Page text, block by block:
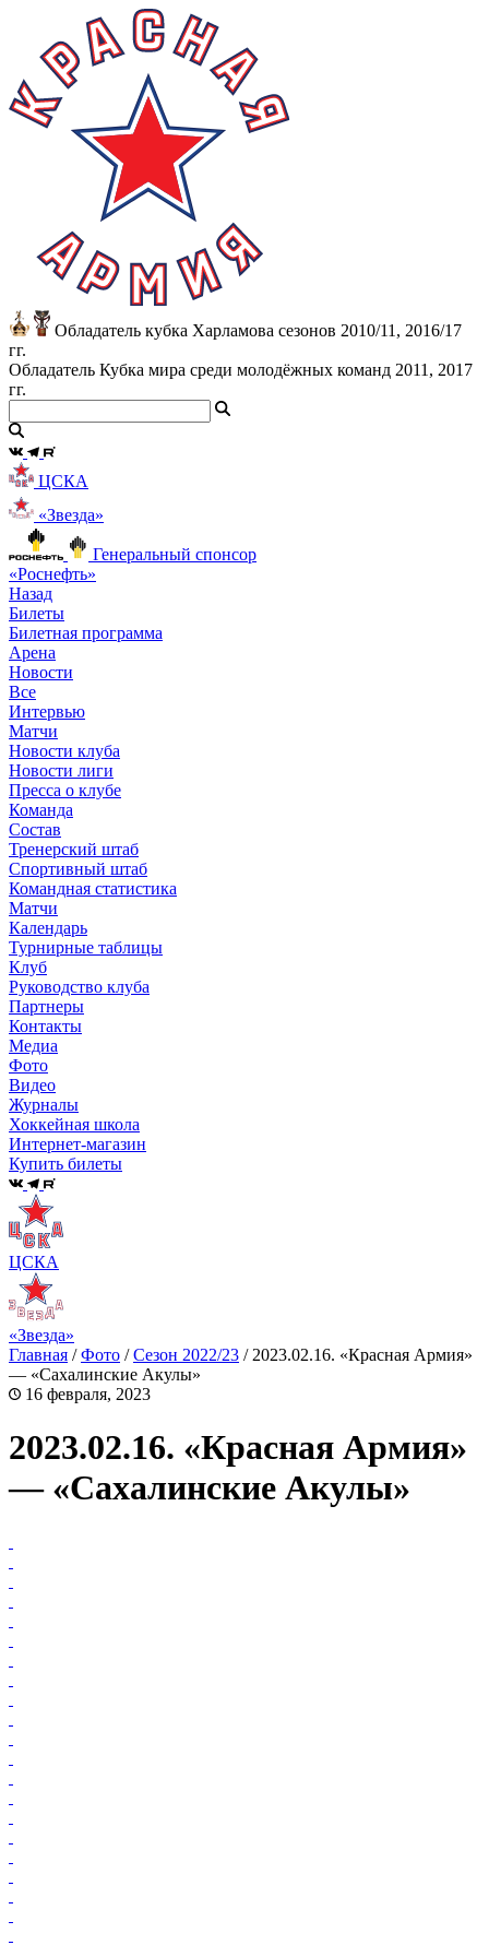
Обладатель кубка Харламова сезонов 2010/11, 2016/17
гг.
Обладатель Кубка мира среди молодёжных команд 2011, 2017
гг.
ЦСКА
«Звезда»
Генеральный спонсор
«Роснефть»
Назад
Билеты
Билетная программа
Арена
Новости
Все
Интервью
Матчи
Новости клуба
Новости лиги
Пресса о клубе
Команда
Состав
Тренерский штаб
Спортивный штаб
Командная статистика
Матчи
Календарь
Турнирные таблицы
Клуб
Руководство клуба
Партнеры
Контакты
Медиа
Фото
Видео
Журналы
Хоккейная школа
Интернет-магазин
Купить билеты
ЦСКА
«Звезда»
Главная /Фото /Сезон 2022/23 / 2023.02.16. «Красная Армия»
— «Сахалинские Акулы»
16 февраля, 2023
2023.02.16. «Красная Армия»
— «Сахалинские Акулы»